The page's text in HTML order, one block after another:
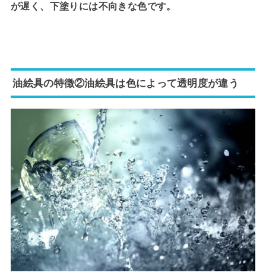
が遅く、下塗りには不向きな色です。
油絵具の特徴②油絵具は色によって透明度が違う